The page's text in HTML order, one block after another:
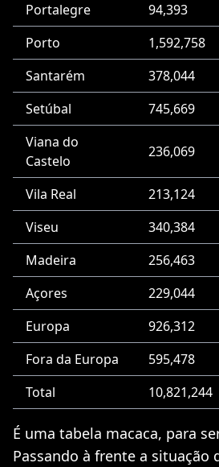
Portalegre 94,393
Porto
1,592,758
Santarém
378,044
Setúbal
745,669
Viana do
Castelo
236,069
Vila Real 213,124
Viseu
340,384
Madeira
256,463
Açores
229,044
Europa
926,312
Fora da Europa
595,478
Total
10,821,244
É uma tabela macaca, para
Passando à frente a situação